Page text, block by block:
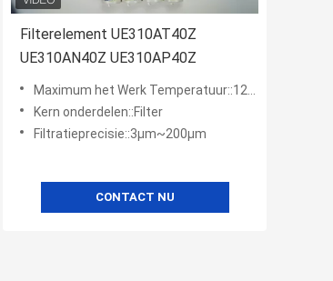
Filterelement UE310AT40Z
UE310AN40Z UE310AP40Z
Maximum het Werk Temperatuur::120°C
Kern onderdelen::Filter
Filtratieprecisie::3μm~200μm
CONTACT NU